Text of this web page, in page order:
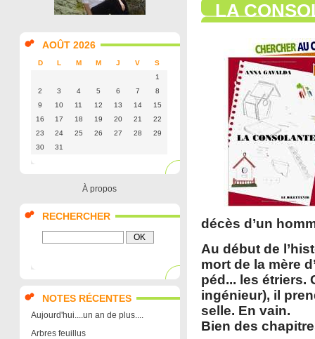
AOÛT 2026
D L M M J V
S
1
2
3 4 5 6 7
8
9
10 11 12 13 14
15
16
17 18 19 20 21
22
23
24 25 26 27 28
29
30
31
À propos
RECHERCHER
NOTES RÉCENTES
Aujourd'hui....un an de plus....
Arbres feuillus
LA
décès d’un
Au début de
mort de la mère
péd... les étriers.
ingénieur), il
selle. En vain.
Bien des